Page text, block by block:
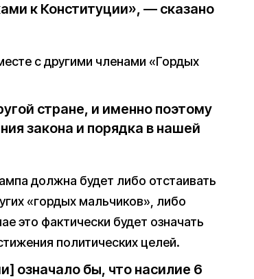
к Конституции», — сказано
с другими членами «Гордых
стране, и именно поэтому
закона и порядка в нашей
должна будет либо отстаивать
«гордых мальчиков», либо
это фактически будет означать
политических целей.
означало бы, что насилие 6